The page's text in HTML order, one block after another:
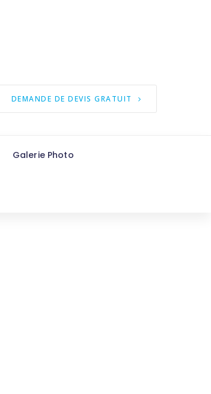
DEMANDE DE DEVIS GRATUIT
Galerie Photo